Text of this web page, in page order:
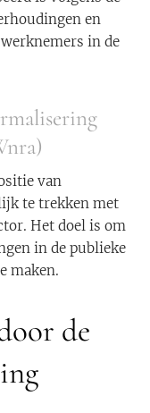
en
in de
van
te trekken met
Het doel is om
in de publieke
maken.
de